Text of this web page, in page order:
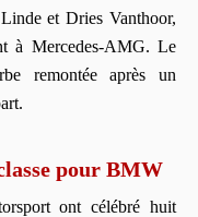
et Dries Vanthoor,
à Mercedes‑AMG. Le
remontée après un
pour BMW
ont célébré huit